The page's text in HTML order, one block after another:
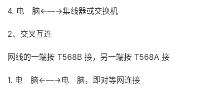
4. 电 脑←—→集线器或交换机
2、交叉互连
网线的一端按 T568B 接，另一端按 T568A 接
1. 电 脑←—→电 脑，即对等网连接